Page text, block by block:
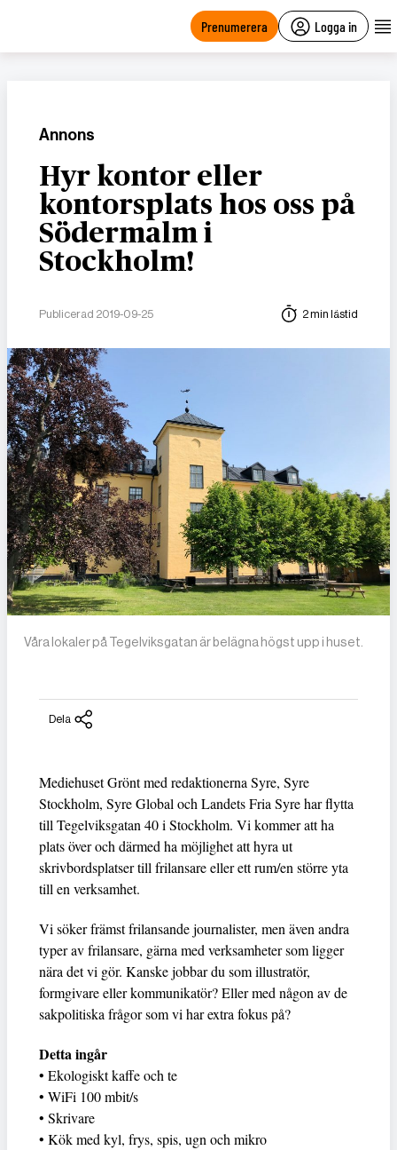
Prenumerera Logga in
Annons
Hyr kontor eller
kontorsplats hos oss på
Södermalm i
Stockholm!
Publicerad 2019-09-25 2 min lästid
Våra lokaler på Tegelviksgatan är belägna högst upp i huset.
Dela
Mediehuset Grönt med redaktionerna Syre, Syre
Stockholm, Syre Global och Landets Fria Syre har flytta
till Tegelviksgatan 40 i Stockholm. Vi kommer att ha
plats över och därmed ha möjlighet att hyra ut
skrivbordsplatser till frilansare eller ett rum/en större yta
till en verksamhet.
Vi söker främst frilansande journalister, men även andra
typer av frilansare, gärna med verksamheter som ligger
nära det vi gör. Kanske jobbar du som illustratör,
formgivare eller kommunikatör? Eller med någon av de
sakpolitiska frågor som vi har extra fokus på?
Detta ingår
• Ekologiskt kaffe och te
• WiFi 100 mbit/s
• Skrivare
• Kök med kyl, frys, spis, ugn och mikro